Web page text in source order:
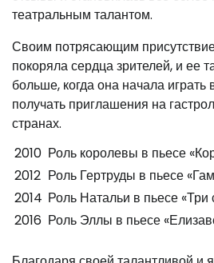
театральным талантом.
Своим потрясающим
покоряла сердца зрителей, и ее
больше, когда она начала играть
получать приглашения на
странах.
2010 Роль королевы в пьесе
2012 Роль Гертруды в пьесе
2014 Роль Натальи в пьесе «Три
2016 Роль Эллы в пьесе